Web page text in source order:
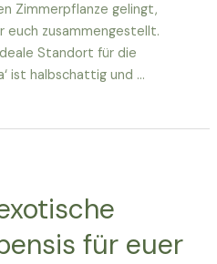
Zimmerpflanze gelingt,
euch zusammengestellt.
Standort für die
ist halbschattig und …
für euer